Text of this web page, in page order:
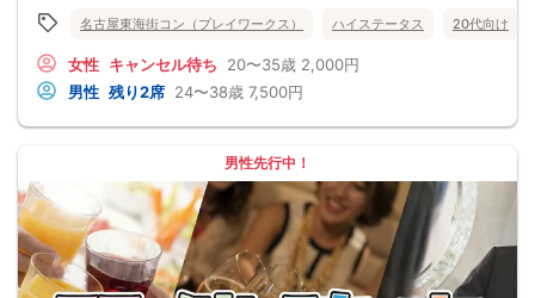
名古屋東海街コン（プレイワークス） ハイステータス 20代向け
女性 キャンセル待ち 20〜35歳 2,000円
男性 残り2席 24〜38歳 7,500円
男性先行中！